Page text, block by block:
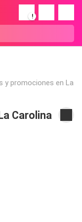
!
y promociones en La
Carolina